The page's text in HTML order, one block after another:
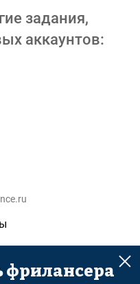
задания,
аккаунтов:
фрилансера